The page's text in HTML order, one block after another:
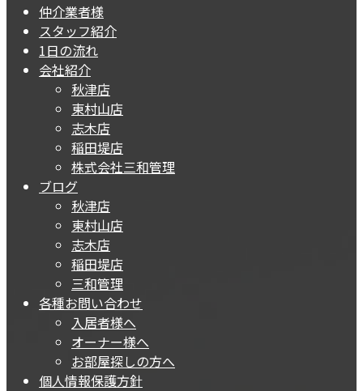
仲介業者様
スタッフ紹介
1日の流れ
会社紹介
秋津店
東村山店
志木店
稲田堤店
株式会社三和管理
ブログ
秋津店
東村山店
志木店
稲田堤店
三和管理
各種お問い合わせ
入居者様へ
オーナー様へ
お部屋探しの方へ
個人情報保護方針